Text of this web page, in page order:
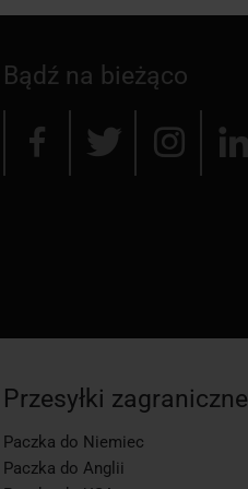
Bądź na bieżąco
Przesyłki zagraniczne
Paczka do Niemiec
Paczka do Anglii